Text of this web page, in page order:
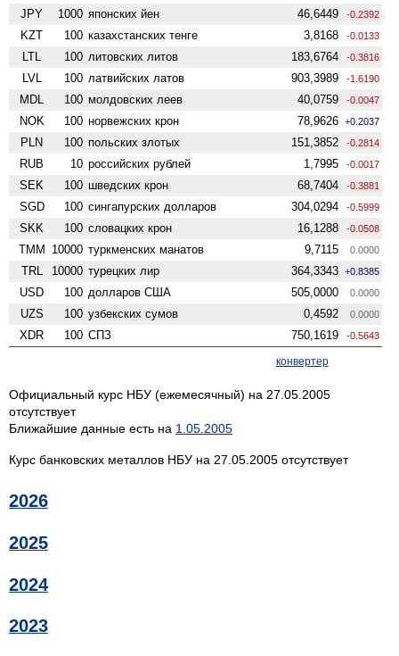
JPY 1000 японских йен 46,6449 -0.2392
KZT 100 казахстанских тенге 3,8168 -0.0133
LTL 100 литовских литов 183,6764 -0.3816
LVL 100 латвийских латов 903,3989 -1.6190
MDL 100 молдовских леев 40,0759 -0.0047
NOK 100 норвежских крон 78,9626 +0.2037
PLN 100 польских злотых 151,3852 -0.2814
RUB 10 российских рублей 1,7995 -0.0017
SEK 100 шведских крон 68,7404 -0.3881
SGD 100 сингапурских долларов 304,0294 -0.5999
SKK 100 словацких крон 16,1288 -0.0508
TMM 10000 туркменских манатов 9,7115 0.0000
TRL 10000 турецких лир 364,3343 +0.8385
USD 100 долларов США 505,0000 0.0000
UZS 100 узбекских сумов 0,4592 0.0000
XDR 100 СПЗ 750,1619 -0.5643
конвертер
Официальный курс НБУ (ежемесячный) на 27.05.2005
отсутствует
Ближайшие данные есть на 1.05.2005
Курс банковских металлов НБУ на 27.05.2005 отсутствует
2026
2025
2024
2023